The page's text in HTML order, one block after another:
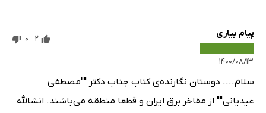
کوتاه موتور آسنکرون)
8-1- تمرین
فصل نهم: تحلیل هارمونیکی
9-1- تحلیل هارمونیکی
9-2- شاخص‌های هارمونیک
پیام بیاری
۱۴۰۰/۰۸/۱۳
2
0
سلام.... دوستان نگارنده‌ی کتاب جناب دکتر ""مصطفی
عیدیانی"" از مفاخر برق ایران و قطعا منطقه می‌باشند. انشالله